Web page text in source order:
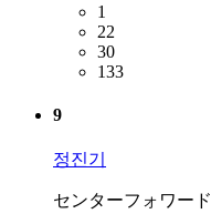
1
22
30
133
9
정진기
センターフォワード